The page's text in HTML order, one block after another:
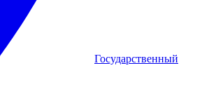
Государственный